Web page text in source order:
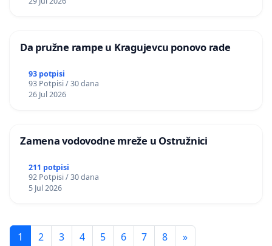
Da pružne rampe u Kragujevcu ponovo rade
93 potpisi
93 Potpisi / 30 dana
26 Jul 2026
Zamena vodovodne mreže u Ostružnici
211 potpisi
92 Potpisi / 30 dana
5 Jul 2026
1 2 3 4 5 6 7 8 »